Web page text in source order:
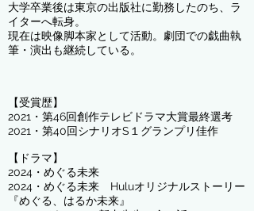
【受賞歴】
2021・第46回創作テレビドラマ大賞最終選考
2021・第40回シナリオS１グランプリ佳作
【ドラマ】
2024・めぐる未来
2024・めぐる未来 Huluオリジナルストーリー
『めぐる、はるか未来』
2023・それゆけ！新内先生 全５話
大学卒業後は東京の出版社に勤務したのち、ラ
イターへ転身。
現在は映像脚本家として活動。劇団での戯曲執
筆・演出も継続している。